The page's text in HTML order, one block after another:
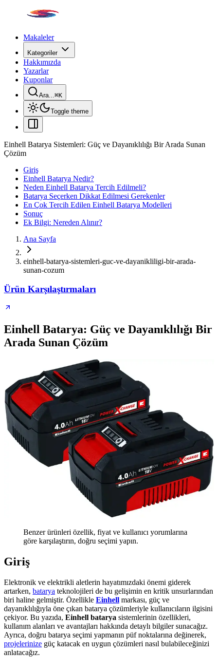
Makaleler
Kategoriler
Hakkımızda
Yazarlar
Kuponlar
Ara...⌘K
Toggle theme
Einhell Batarya Sistemleri: Güç ve Dayanıklılığı Bir Arada Sunan
Çözüm
Giriş
Einhell Batarya Nedir?
Neden Einhell Batarya Tercih Edilmeli?
Batarya Seçerken Dikkat Edilmesi Gerekenler
En Çok Tercih Edilen Einhell Batarya Modelleri
Sonuç
Ek Bilgi: Nereden Alınır?
Ana Sayfa
einhell-batarya-sistemleri-guc-ve-dayanikliligi-bir-arada-
sunan-cozum
Ürün Karşılaştırmaları
Einhell Batarya: Güç ve Dayanıklılığı Bir
Arada Sunan Çözüm
Benzer ürünleri özellik, fiyat ve kullanıcı yorumlarına
göre karşılaştırın, doğru seçimi yapın.
Giriş
Elektronik ve elektrikli aletlerin hayatımızdaki önemi giderek
artarken, batarya teknolojileri de bu gelişimin en kritik unsurlarından
biri haline gelmiştir. Özellikle Einhell markası, güç ve
dayanıklılığıyla öne çıkan batarya çözümleriyle kullanıcıların ilgisini
çekiyor. Bu yazıda, Einhell batarya sistemlerinin özellikleri,
kullanım alanları ve avantajları hakkında detaylı bilgiler sunacağız.
Ayrıca, doğru batarya seçimi yapmanın püf noktalarına değinerek,
projelerinize güç katacak en uygun çözümleri nasıl bulabileceğinizi
anlatacağız.